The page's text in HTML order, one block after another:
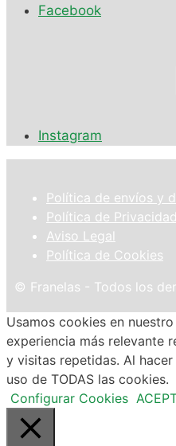
Facebook
Instagram
Política de envíos y
Política de Privacidad
Aviso Legal
Política de Cookies
© Franelas - Todos los
Usamos cookies en
experiencia más relevante
y visitas repetidas. Al
uso de TODAS las cookies.
Configurar Cookies